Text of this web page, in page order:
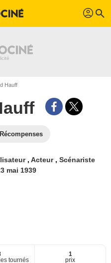
profil search
Hauff
Récompenses
,Acteur ,Scénariste
mai 1939
tournés
1
prix